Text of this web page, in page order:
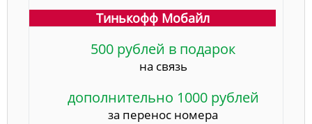
Тинькофф Мобайл
500 рублей в подарок
на связь
дополнительно 1000 рублей
за перенос номера